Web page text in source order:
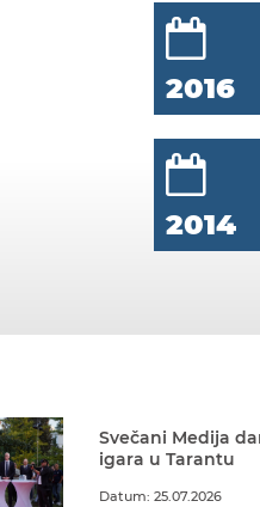
2016
2014
Svečani Medija
igara u Tarantu
Datum: 25.07.2026